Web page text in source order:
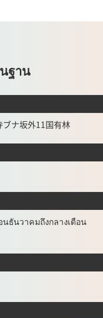
ฐาน
ナ坂外11国有林
ธันวาคมถึงกลางเดือน